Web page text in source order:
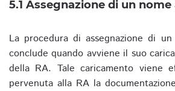
5.1 Assegnazione di un
La procedura di assegnazione di
conclude quando avviene il suo
della RA. Tale caricamento viene
pervenuta alla RA la